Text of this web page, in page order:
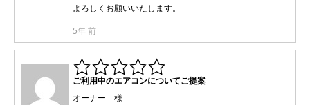
よろしくお願いいたします。
5年 前
ご利用中のエアコンについてご提案
オーナー 様